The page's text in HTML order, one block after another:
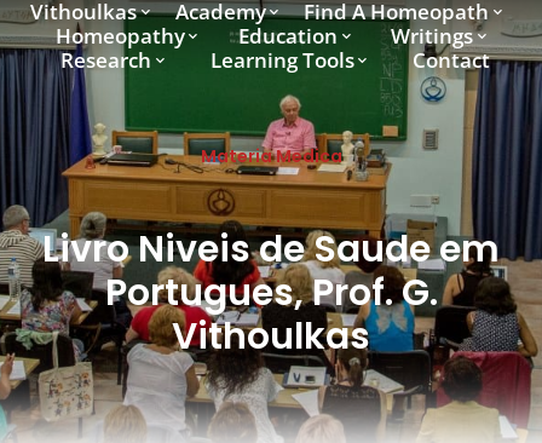
Vithoulkas Academy
Find A Homeopath
Homeopathy
Education
Writings
Research
Learning Tools Contact
Materia Medica
Livro Niveis de Saude em
Portugues, Prof. G.
Vithoulkas